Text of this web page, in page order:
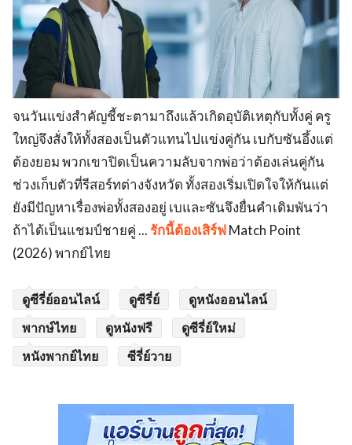
จนวันแข่งสำคัญชี้ชะตามาถึงแล้วเกิดอุบัติเหตุกับทั้งคู่ ครู
ใหญ่จึงสั่งให้ทั้งสองเป็นตัวแทนไปแข่งคู่กัน เบกับซันอึ้งแต่
ต้องยอม พวกเขาปิดเป็นความลับจากพ่อว่าต้องเล่นคู่กัน
ช่วงเก็บตัวที่รีสอร์ทต่างจังหวัด ทั้งสองเริ่มเปิดใจให้กันแต่
ยังมีปัญหาเรื่องพ่อทั้งสองอยู่ เบและซันจึงยื่นคำเดิมพันว่า
ถ้าได้เป็นแชมป์ชายคู่ ... รักนี้ต้องเสิร์ฟMatch Point
(2026) พากย์ไทย
ดูซีรี่ย์ออนไลน์ ดูซีรี่ย์
ดูหนังออนไลน์
พากษ์ไทย
ดูหนังฟรี
ดูซีรี่ย์ใหม่
หนังพากย์ไทย
ซีรี่ย์วาย